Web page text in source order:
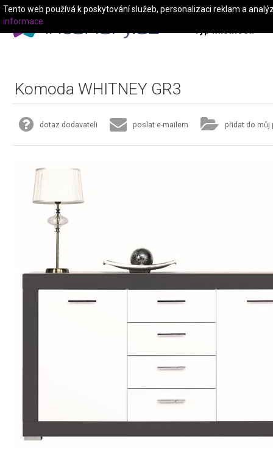
Typ místnosti
Komoda WHITNEY GR3
dotaz dodavateli poslat e-mailem přidat do můj
Tento web používá k poskytování služeb, personalizaci reklam a
informace